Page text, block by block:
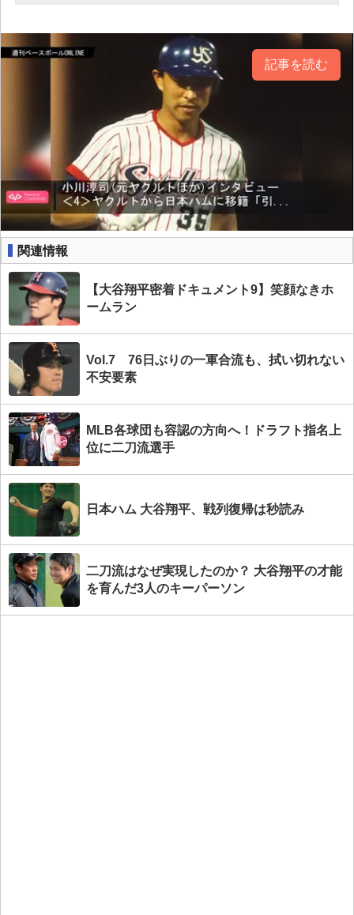
記事を読む
関連情報
【大谷翔平密着ドキュメント9】笑顔なきホ
ームラン
Vol.7 76日ぶりの一軍合流も、拭い切れない
不安要素
MLB各球団も容認の方向へ！ドラフト指名上
位に二刀流選手
日本ハム 大谷翔平、戦列復帰は秒読み
二刀流はなぜ実現したのか？ 大谷翔平の才能
を育んだ3人のキーパーソン